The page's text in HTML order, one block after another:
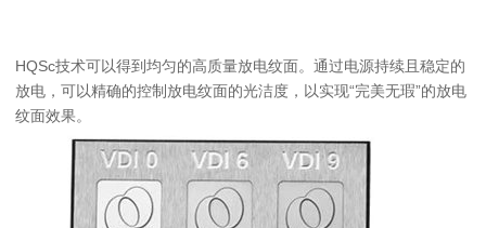
HQSc技术可以得到均匀的高质量放电纹面。通过电源持续且稳定的
放电，可以精确的控制放电纹面的光洁度，以实现“完美无瑕”的放电
纹面效果。